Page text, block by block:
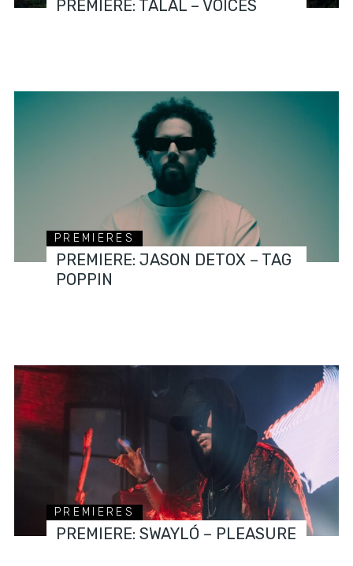
PREMIERE: TALAL – VOICES
PREMIERES
PREMIERE: JASON DETOX – TAG
POPPIN
PREMIERES
PREMIERE: SWAYLÓ – PLEASURE